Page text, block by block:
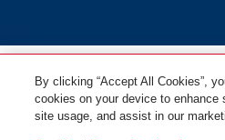
*Avis juridique
By clicking “Accept All Cookies”,
cookies on your device to enhance
site usage, and assist in our